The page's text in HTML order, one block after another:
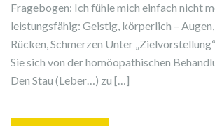
Fragebogen: Ich fühle mich einfach nicht
leistungsfähig: Geistig, körperlich –
Rücken, Schmerzen Unter
Sie sich von der homöopathischen
Den Stau (Leber…) zu […]